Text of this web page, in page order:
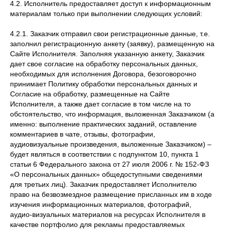
4.2. Исполнитель предоставляет доступ к информационным
материалам только при выполнении следующих условий:
4.2.1. Заказчик отправил свои регистрационные данные, т.е.
заполнил регистрационную анкету (заявку), размещенную на
Сайте Исполнителя. Заполняя указанную анкету, Заказчик
дает свое согласие на обработку персональных данных,
необходимых для исполнения Договора, безоговорочно
принимает Политику обработки персональных данных и
Согласие на обработку, размещенные на Сайте
Исполнителя, а также дает согласие в том числе на то
обстоятельство, что информация, выложенная Заказчиком (а
именно: выполнение практических заданий, оставление
комментариев в чате, отзывы, фотографии,
аудиовизуальные произведения, выложенные Заказчиком) –
будет являться в соответствии с подпунктом 10, пункта 1
статьи 6 Федерального закона от 27 июля 2006 г. № 152-ФЗ
«О персональных данных» общедоступными сведениями
для третьих лиц). Заказчик предоставляет Исполнителю
право на безвозмездное размещение присланных им в ходе
изучения информационных материалов, фотографий,
аудио-визуальных материалов на ресурсах Исполнителя в
качестве портфолио для рекламы предоставляемых